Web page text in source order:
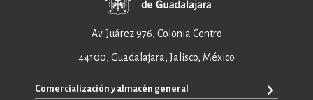
Av. Juárez 976, Colonia Centro
44100, Guadalajara, Jalisco, México
Comercialización y almacén general